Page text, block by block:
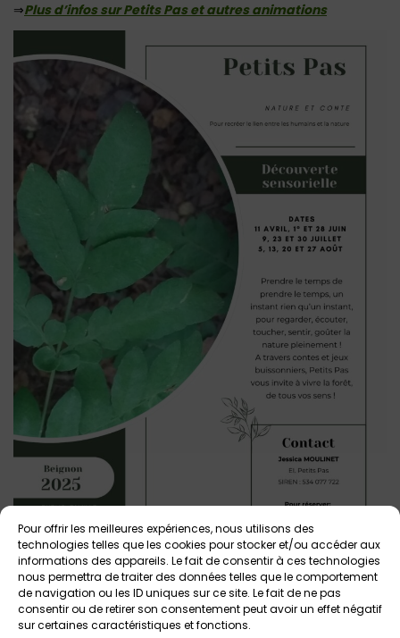
Pour offrir les meilleures expériences, nous utilisons des
technologies telles que les cookies pour stocker et/ou accéder aux
informations des appareils. Le fait de consentir à ces technologies
nous permettra de traiter des données telles que le comportement
de navigation ou les ID uniques sur ce site. Le fait de ne pas
consentir ou de retirer son consentement peut avoir un effet négatif
sur certaines caractéristiques et fonctions.
⇒Plus d’infos sur Petits Pas et autres animations
Votre avis sur